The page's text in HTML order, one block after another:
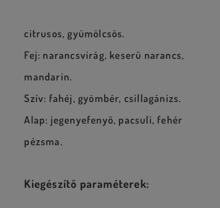
citrusos, gyümölcsös.
Fej: narancsvirág, keserű narancs,
mandarin.
Szív: fahéj, gyömbér, csillagánizs.
Alap: jegenyefenyő, pacsuli, fehér
pézsma.
Kiegészítő paraméterek: